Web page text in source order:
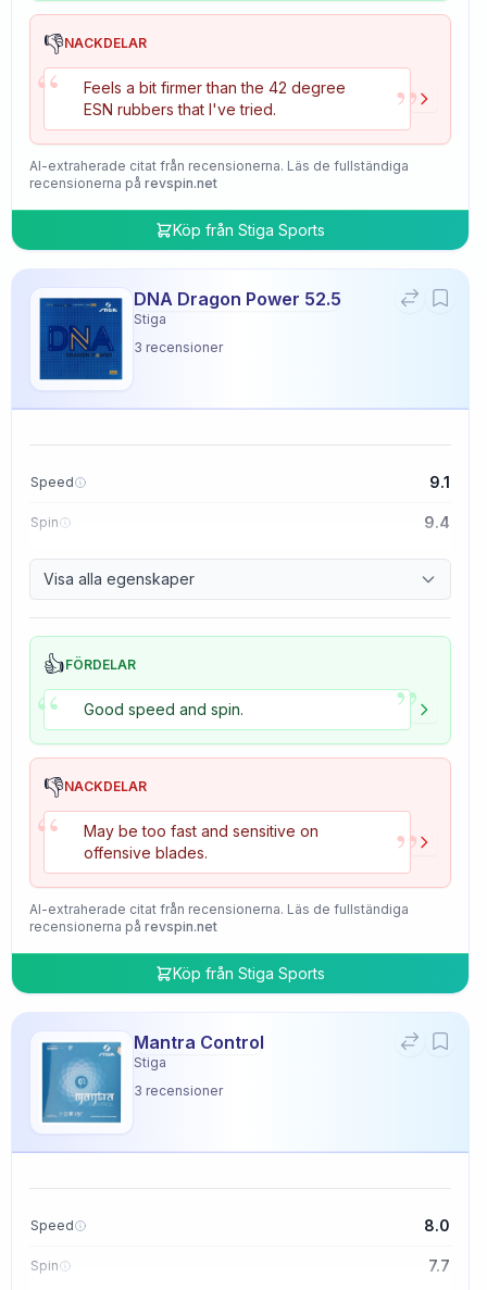
👎NACKDELAR
“
Feels a bit firmer than the 42 degree
ESN rubbers that I've tried.
”
AI-extraherade citat från recensionerna. Läs de fullständiga
recensionerna på revspin.net
Köp från Stiga Sports
DNA Dragon Power 52.5
Stiga
3 recensioner
Speed 9.1
Spin 9.4
Control 8.5
Tackiness 5.0
Visa alla egenskaper
👍FÖRDELAR
“ Good speed and spin. ”
👎NACKDELAR
“
May be too fast and sensitive on
offensive blades.
”
AI-extraherade citat från recensionerna. Läs de fullständiga
recensionerna på revspin.net
Köp från Stiga Sports
Mantra Control
Stiga
3 recensioner
Speed 8.0
Spin 7.7